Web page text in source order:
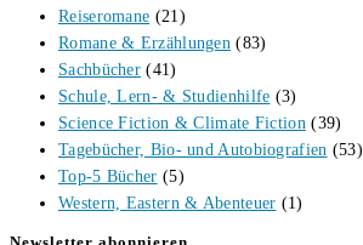
Reiseromane (21)
Romane & Erzählungen (83)
Sachbücher (41)
Schule, Lern- & Studienhilfe (3)
Science Fiction & Climate Fiction (39)
Tagebücher, Bio- und Autobiografien (53)
Top-5 Bücher (5)
Western, Eastern & Abenteuer (1)